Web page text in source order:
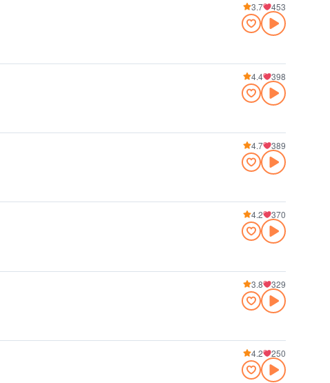
3.7 453
4.4 398
4.7 389
4.2 370
3.8 329
4.2 250